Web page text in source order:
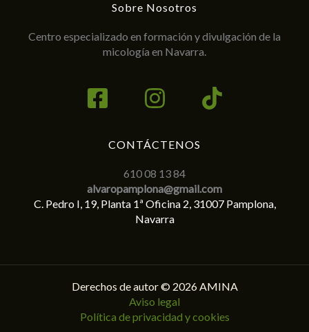
Sobre Nosotros
Centro especializado en formación y divulgación de la
micología en Navarra.
CONTÁCTENOS
610 08 13 84
alvaropamplona@gmail.com
C. Pedro I, 19, Planta 1ª Oficina 2, 31007 Pamplona,
Navarra
Derechos de autor © 2026 AMINA
Aviso legal
Política de privacidad y cookies